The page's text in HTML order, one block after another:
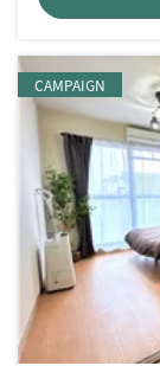
CAMPAIGN